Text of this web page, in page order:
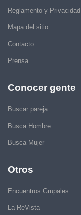
Reglamento y Privacidad
Mapa del sitio
Contacto
Prensa
Conocer gente
Buscar pareja
Busca Hombre
Busca Mujer
Otros
Encuentros Grupales
La ReVista